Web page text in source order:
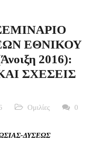
ΕΘΝΙΚΟΥ
2016):
ΣΧΕΣΕΙΣ
Ομιλίες 0
ΔΥΣΕΩΣ